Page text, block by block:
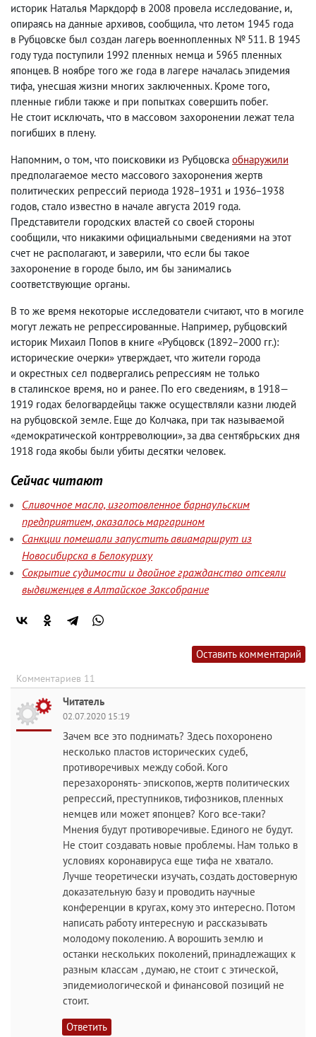
историк Наталья Маркдорф в 2008 провела исследование, и,
опираясь на данные архивов, сообщила, что летом 1945 года
в Рубцовске был создан лагерь военнопленных № 511. В 1945
году туда поступили 1992 пленных немца и 5965 пленных
японцев. В ноябре того же года в лагере началась эпидемия
тифа, унесшая жизни многих заключенных. Кроме того,
пленные гибли также и при попытках совершить побег.
Не стоит исключать, что в массовом захоронении лежат тела
погибших в плену.
Напомним, о том, что поисковики из Рубцовска обнаружили
предполагаемое место массового захоронения жертв
политических репрессий периода 1928−1931 и 1936−1938
годов, стало известно в начале августа 2019 года.
Представители городских властей со своей стороны
сообщили, что никакими официальными сведениями на этот
счет не располагают, и заверили, что если бы такое
захоронение в городе было, им бы занимались
соответствующие органы.
В то же время некоторые исследователи считают, что в могиле
могут лежать не репрессированные. Например, рубцовский
историк Михаил Попов в книге «Рубцовск (1892−2000 гг.):
исторические очерки» утверждает, что жители города
и окрестных сел подвергались репрессиям не только
в сталинское время, но и ранее. По его сведениям, в 1918—
1919 годах белогвардейцы также осуществляли казни людей
на рубцовской земле. Еще до Колчака, при так называемой
«демократической контрреволюции», за два сентябрьских дня
1918 года якобы были убиты десятки человек.
Сейчас читают
Сливочное масло, изготовленное барнаульским
предприятием, оказалось маргарином
Санкции помешали запустить авиамаршрут из
Новосибирска в Белокуриху
Сокрытие судимости и двойное гражданство отсеяли
выдвиженцев в Алтайское Заксобрание
Оставить комментарий
Комментариев 11
Читатель
02.07.2020 15:19
Зачем все это поднимать? Здесь похоронено
несколько пластов исторических судеб,
противоречивых между собой. Кого
перезахоронять- эпископов, жертв политических
репрессий, преступников, тифозников, пленных
немцев или может японцев? Кого все-таки?
Мнения будут противоречивые. Единого не будут.
Не стоит создавать новые проблемы. Нам только в
условиях коронавируса еще тифа не хватало.
Лучше теоретически изучать, создать достоверную
доказательную базу и проводить научные
конференции в кругах, кому это интересно. Потом
написать работу интересную и рассказывать
молодому поколению. А ворошить землю и
останки нескольких поколений, принадлежащих к
разным классам , думаю, не стоит с этической,
эпидемиологической и финансовой позиций не
стоит.
Ответить